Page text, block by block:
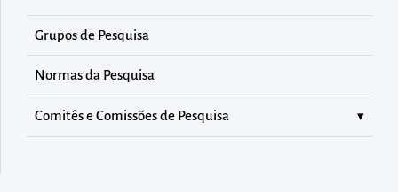
área
para
Grupos de Pesquisa
Normas da Pesquisa
Comitês e Comissões de Pesquisa